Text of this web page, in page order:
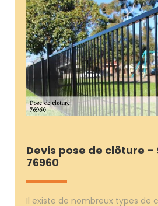
Devis pose de clôture –
76960
Il existe de nombreux types de